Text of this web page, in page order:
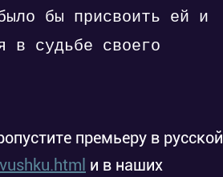
бы присвоить ей и
в судьбе своего
премьеру в русской
и в наших